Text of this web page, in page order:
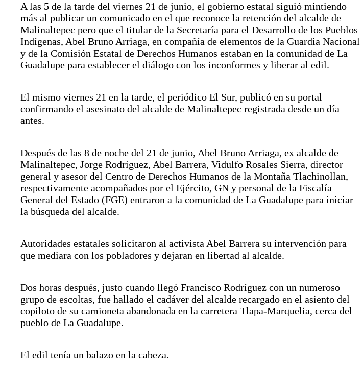
A las 5 de la tarde del viernes 21 de junio, el gobierno estatal siguió mintiendo
más al publicar un comunicado en el que reconoce la retención del alcalde de
Malinaltepec pero que el titular de la Secretaría para el Desarrollo de los Pueblos
Indígenas, Abel Bruno Arriaga, en compañía de elementos de la Guardia Nacional
y de la Comisión Estatal de Derechos Humanos estaban en la comunidad de La
Guadalupe para establecer el diálogo con los inconformes y liberar al edil.
El mismo viernes 21 en la tarde, el periódico El Sur, publicó en su portal
confirmando el asesinato del alcalde de Malinaltepec registrada desde un día
antes.
Después de las 8 de noche del 21 de junio, Abel Bruno Arriaga, ex alcalde de
Malinaltepec, Jorge Rodríguez, Abel Barrera, Vidulfo Rosales Sierra, director
general y asesor del Centro de Derechos Humanos de la Montaña Tlachinollan,
respectivamente acompañados por el Ejército, GN y personal de la Fiscalía
General del Estado (FGE) entraron a la comunidad de La Guadalupe para iniciar
la búsqueda del alcalde.
Autoridades estatales solicitaron al activista Abel Barrera su intervención para
que mediara con los pobladores y dejaran en libertad al alcalde.
Dos horas después, justo cuando llegó Francisco Rodríguez con un numeroso
grupo de escoltas, fue hallado el cadáver del alcalde recargado en el asiento del
copiloto de su camioneta abandonada en la carretera Tlapa-Marquelia, cerca del
pueblo de La Guadalupe.
El edil tenía un balazo en la cabeza.